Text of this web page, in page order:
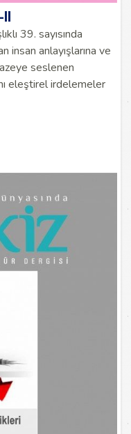
39. sayısında
insan anlayışlarına ve
seslenen
eleştirel irdelemeler